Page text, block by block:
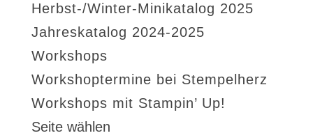
Herbst-/Winter-Minikatalog 2025
Jahreskatalog 2024-2025
Workshops
Workshoptermine bei Stempelherz
Workshops mit Stampin’ Up!
Seite wählen